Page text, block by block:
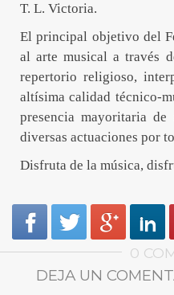
T. L. Victoria.
El principal objetivo del
al arte musical a través
repertorio religioso,
altísima calidad técnico-
presencia mayoritaria de
diversas actuaciones por
Disfruta de la música,
0
DEJA UN